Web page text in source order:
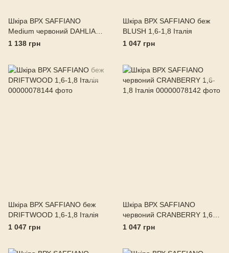
Шкіра ВРХ SAFFIANO
Medium червоний DAHLIA
1,0-1,1 Італія
1 138 грн
Шкіра ВРХ SAFFIANO беж
BLUSH 1,6-1,8 Італія
1 047 грн
Шкіра ВРХ SAFFIANO беж
DRIFTWOOD 1,6-1,8 Італія
1 047 грн
Шкіра ВРХ SAFFIANO
червоний CRANBERRY 1,6-
1,8 Італія
1 047 грн